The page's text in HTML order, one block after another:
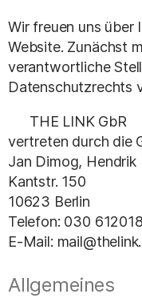
Wir freuen uns über
Website. Zunächst
verantwortliche
Datenschutzrechts
THE LINK GbR
vertreten durch die
Jan Dimog, Hendrik
Kantstr. 150
10623 Berlin
Telefon: 030
E-Mail:
Allgemeines